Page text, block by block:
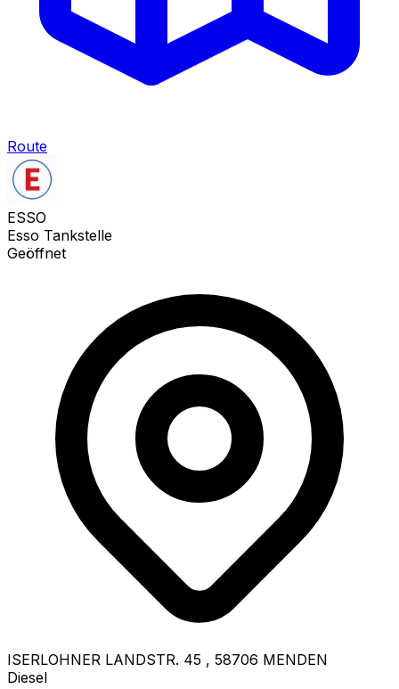
Route
ESSO
Esso Tankstelle
Geöffnet
ISERLOHNER LANDSTR. 45 , 58706 MENDEN
Diesel